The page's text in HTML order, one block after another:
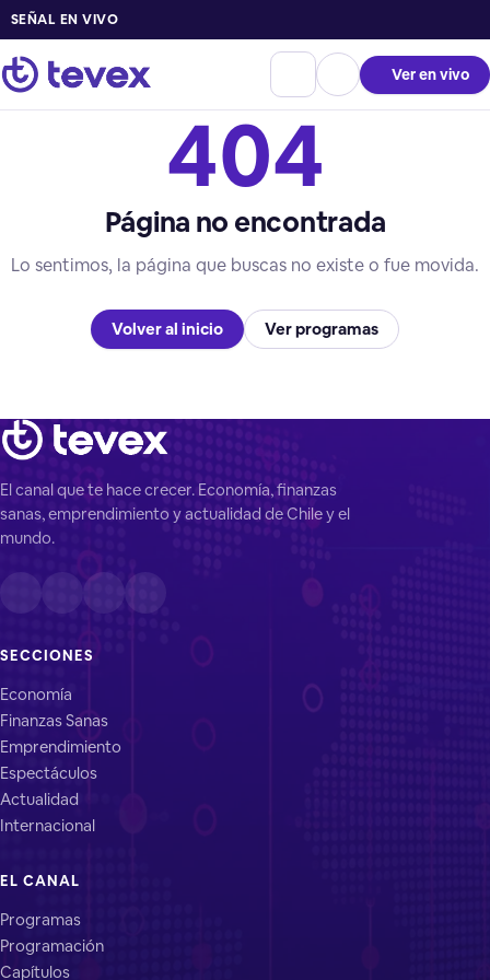
SEÑAL EN VIVO
Ver en vivo
404
Página no encontrada
Lo sentimos, la página que buscas no existe o fue movida.
Volver al inicio Ver programas
El canal que te hace crecer. Economía, finanzas
sanas, emprendimiento y actualidad de Chile y el
mundo.
SECCIONES
Economía
Finanzas Sanas
Emprendimiento
Espectáculos
Actualidad
Internacional
EL CANAL
Programas
Programación
Capítulos